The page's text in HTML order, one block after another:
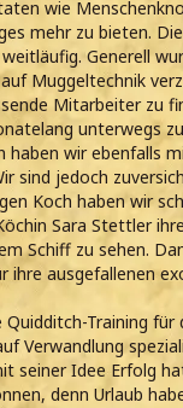
wie
mehr zu bieten.
Generell
Muggeltechnik
Mitarbeiter zu
unterwegs
haben wir ebenfalls
sind jedoch
Koch haben wir
Sara Stettler
Schiff zu sehen.
ausgefallenen
Training für
Verwandlung
seiner Idee Erfolg
denn Urlaub